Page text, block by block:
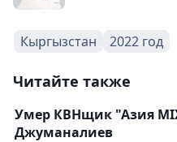
Кыргызстан 2022 год
Читайте также
Умер КВНщик "Азия
Джуманалиев